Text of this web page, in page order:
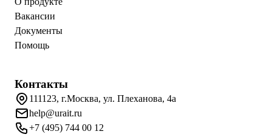
Вакансии
Документы
Помощь
Контакты
111123, г.Москва, ул. Плеханова, 4а
help@urait.ru
+7 (495) 744 00 12